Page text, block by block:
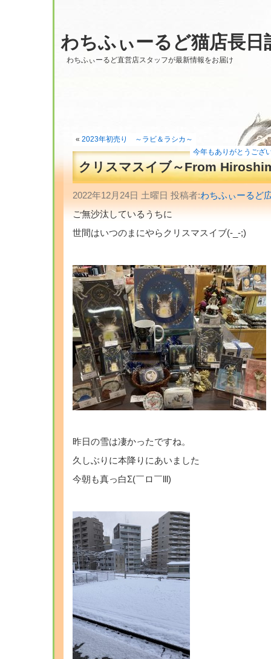
わちふぃーるど猫店長日
わちふぃーるど直営店スタッフが最新情報をお届け
« 2023年初売り ～ラビ＆ラシカ～
今年もありがとうござ
クリスマスイブ～From
2022年12月24日 土曜日 投稿者:わちふぃーるど
ご無沙汰しているうちに
世間はいつのまにやらクリスマスイブ(-_-;)
昨日の雪は凄かったですね。
久しぶりに本降りにあいました
今朝も真っ白Σ(￣ロ￣lll)